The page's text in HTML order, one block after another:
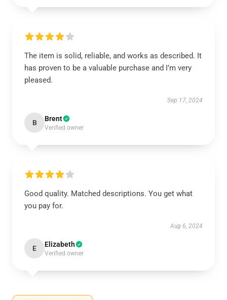
The item is solid, reliable, and works as described. It
has proven to be a valuable purchase and I’m very
pleased.
Sep 17, 2024
B Brent
Verified owner
Good quality. Matched descriptions. You get what
you pay for.
Aug 6, 2024
E Elizabeth
Verified owner